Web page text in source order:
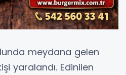
meydana gelen
yaralandı. Edinilen